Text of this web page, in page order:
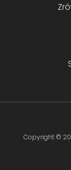
Copyright ©